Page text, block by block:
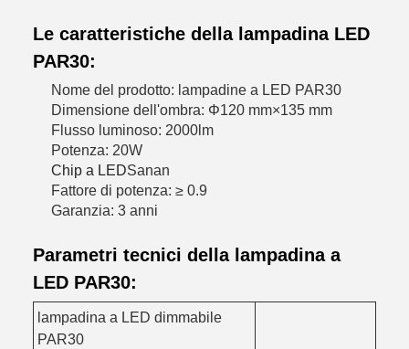
Le caratteristiche della lampadina LED
PAR30:
Nome del prodotto: lampadine a LED PAR30
Dimensione dell'ombra: Φ120 mm×135 mm
Flusso luminoso: 2000lm
Potenza: 20W
Chip a LEDSanan
Fattore di potenza: ≥ 0.9
Garanzia: 3 anni
Parametri tecnici della lampadina a
LED PAR30:
lampadina a LED dimmabile
PAR30